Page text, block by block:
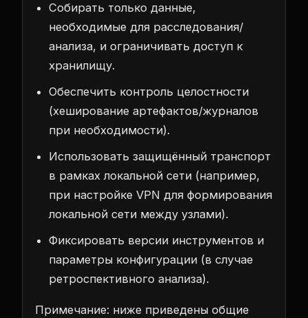
Собирать только данные,
необходимые для расследования/
анализа, и ограничивать доступ к
хранилищу.
Обеспечить контроль целостности
(хеширование артефактов/журналов
при необходимости).
Использовать защищённый транспорт
в рамках локальной сети (например,
при настройке VPN для формирования
локальной сети между узлами).
Фиксировать версии инструментов и
параметры конфигурации (в случае
ретроспективного анализа).
Примечание: ниже приведены общие